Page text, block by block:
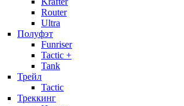
Router
Ultra
Полуфэт
Funriser
Tactic +
Tank
Трейл
Tactic
Треккинг